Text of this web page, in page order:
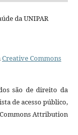
da UNIPAR
Creative Commons
são de direito da
de acesso público,
Attribution